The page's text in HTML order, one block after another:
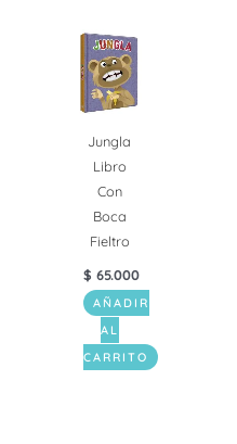
Jungla
Libro
Con
Boca
Fieltro
$ 65.000
AÑADIR
AL
CARRITO